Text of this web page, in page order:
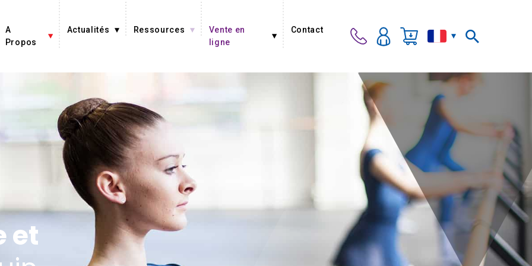
A
Propos
Actualités Ressources
Vente en
ligne
Contact
et